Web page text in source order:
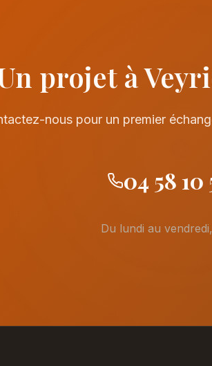
projet à
nous pour un premier
04 58 10
Du lundi au